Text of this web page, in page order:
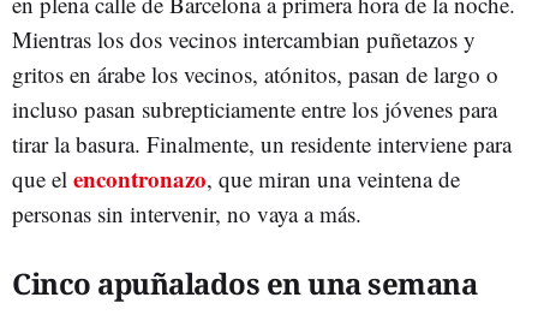
Mientras los dos vecinos intercambian puñetazos y
gritos en árabe los vecinos, atónitos, pasan de largo o
incluso pasan subrepticiamente entre los jóvenes para
tirar la basura. Finalmente, un residente interviene para
que el encontronazo, que miran una veintena de
personas sin intervenir, no vaya a más.
Cinco apuñalados en una semana